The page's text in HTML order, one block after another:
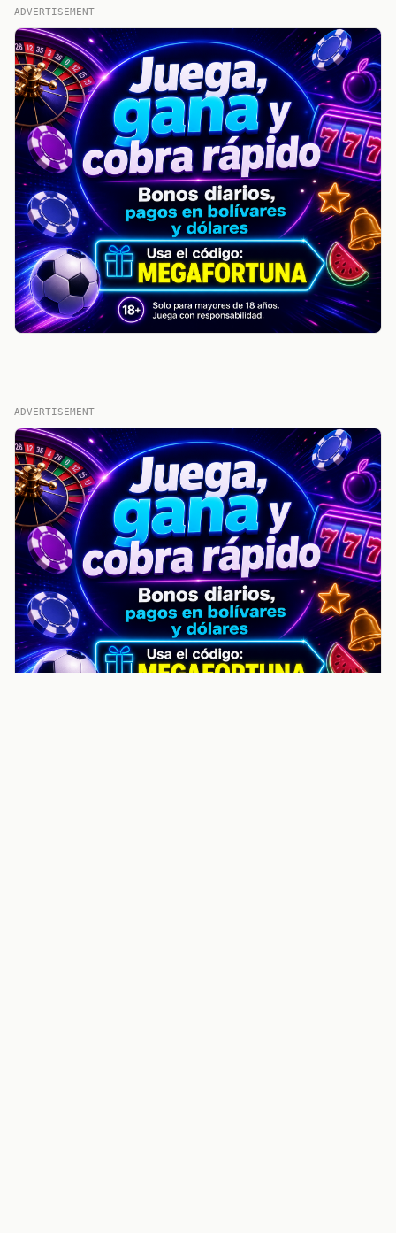
ADVERTISEMENT
ADVERTISEMENT